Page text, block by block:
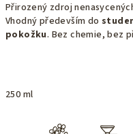
Přirozený zdroj
Vhodný především do
pokožku. Bez chemie, bez
250 ml